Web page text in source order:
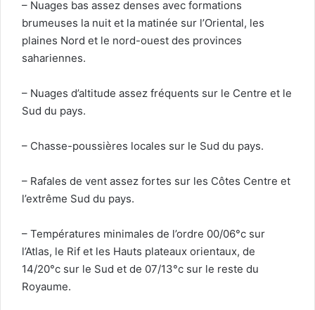
– Nuages bas assez denses avec formations
brumeuses la nuit et la matinée sur l’Oriental, les
plaines Nord et le nord-ouest des provinces
sahariennes.
– Nuages d’altitude assez fréquents sur le Centre et le
Sud du pays.
– Chasse-poussières locales sur le Sud du pays.
– Rafales de vent assez fortes sur les Côtes Centre et
l’extrême Sud du pays.
– Températures minimales de l’ordre 00/06°c sur
l’Atlas, le Rif et les Hauts plateaux orientaux, de
14/20°c sur le Sud et de 07/13°c sur le reste du
Royaume.